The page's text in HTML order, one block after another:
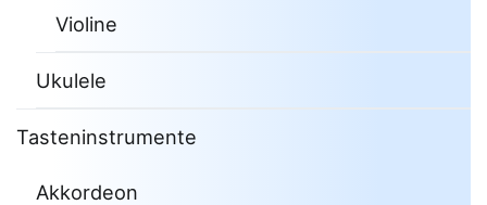
Violine
Ukulele
Tasteninstrumente
Akkordeon